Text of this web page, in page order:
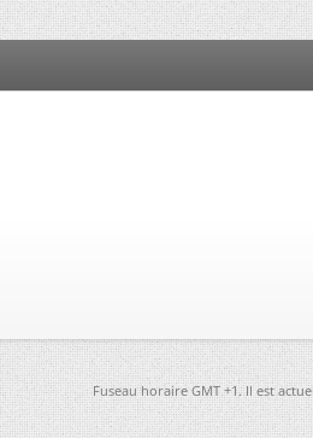
Fuseau horaire GMT +1. Il est